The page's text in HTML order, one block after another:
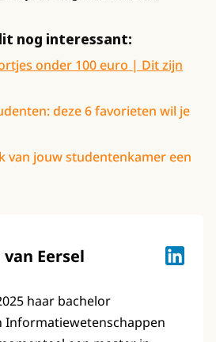
nog interessant:
onder 100 euro | Dit zijn
deze 6 favorieten wil je
van jouw studentenkamer een
Eersel
haar bachelor
Informatiewetenschappen